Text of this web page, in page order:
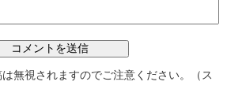
無視されますのでご注意ください。（ス